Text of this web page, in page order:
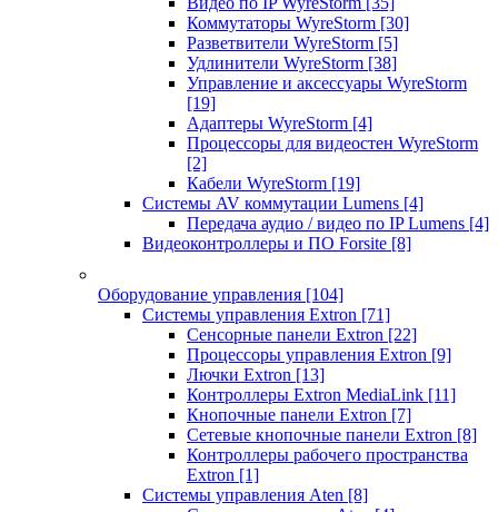
Коммутаторы WyreStorm [30]
Разветвители WyreStorm [5]
Удлинители WyreStorm [38]
Управление и аксессуары WyreStorm
[19]
Адаптеры WyreStorm [4]
Процессоры для видеостен WyreStorm
[2]
Кабели WyreStorm [19]
Системы AV коммутации Lumens [4]
Передача аудио / видео по IP Lumens [4]
Видеоконтроллеры и ПО Forsite [8]
Оборудование управления [104]
Системы управления Extron [71]
Сенсорные панели Extron [22]
Процессоры управления Extron [9]
Лючки Extron [13]
Контроллеры Extron MediaLink [11]
Кнопочные панели Extron [7]
Сетевые кнопочные панели Extron [8]
Контроллеры рабочего пространства
Extron [1]
Системы управления Aten [8]